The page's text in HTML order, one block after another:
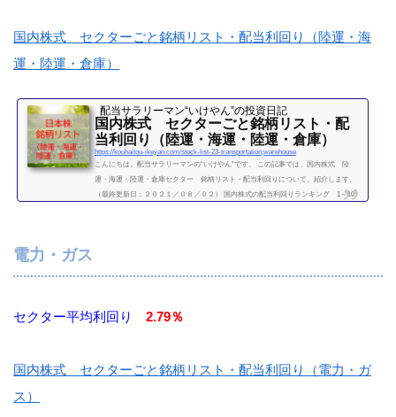
国内株式 セクターごと銘柄リスト・配当利回り（陸運・海
運・陸運・倉庫）
配当サラリーマン“いけやん”の投資日記 ​
国内株式 セクターごと銘柄リスト・配
当利回り（陸運・海運・陸運・倉庫）
https://kouhaitou-ikeyan.com/stock-list-23-transportation,warehouse
こんにちは。配当サラリーマンの“いけやん”です。 この記事では、国内株式 陸
運・海運・陸運・倉庫セクター 銘柄リスト・配当利回りについて、紹介します。
（最終更新日：２０２１／０８／０２） 国内株式の配当利回りランキング 1～10
続きを読む
電力・ガス
セクター平均利回り 2.79％
国内株式 セクターごと銘柄リスト・配当利回り（電力・ガ
ス）